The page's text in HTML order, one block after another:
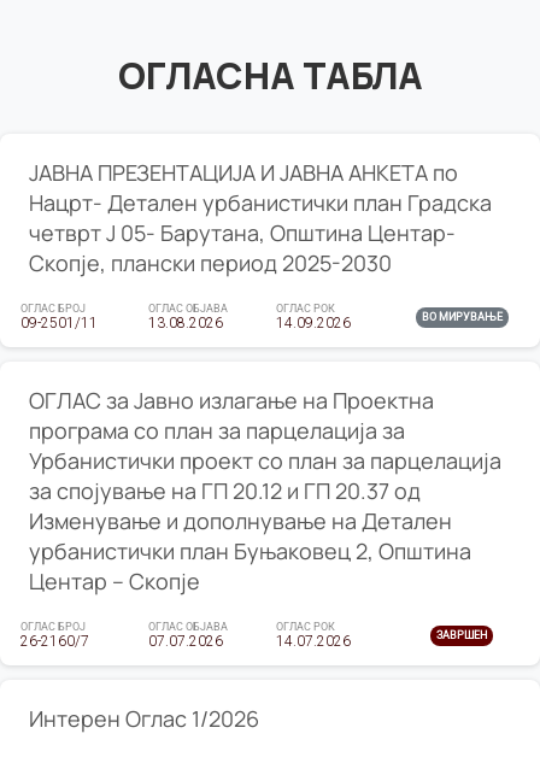
ОГЛАСНА ТАБЛА
ЈАВНА ПРЕЗЕНТАЦИЈА И ЈАВНА АНКЕТА по
Нацрт- Детален урбанистички план Градска
четврт Ј 05- Барутана, Општина Центар-
Скопје, плански период 2025-2030
ОГЛАС БРОЈ
09-2501/11
ОГЛАС ОБЈАВА
13.08.2026
ОГЛАС РОК
14.09.2026 ВО МИРУВАЊЕ
ОГЛАС за Јавно излагање на Проектна
програма со план за парцелација за
Урбанистички проект со план за парцелација
за спојување на ГП 20.12 и ГП 20.37 од
Изменување и дополнување на Детален
урбанистички план Буњаковец 2, Општина
Центар – Скопје
ОГЛАС БРОЈ
26-2160/7
ОГЛАС ОБЈАВА
07.07.2026
ОГЛАС РОК
14.07.2026 ЗАВРШЕН
Интерен Оглас 1/2026